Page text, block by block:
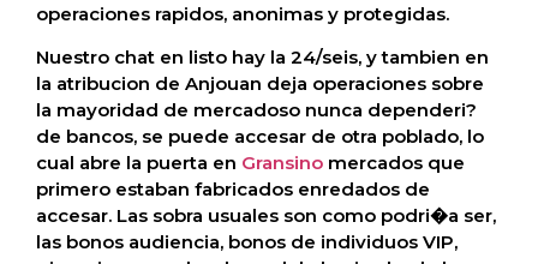
operaciones rapidos, anonimas y protegidas.
Nuestro chat en listo hay la 24/seis, y tambien en
la atribucion de Anjouan deja operaciones sobre
la mayoridad de mercadoso nunca dependeri?
de bancos, se puede accesar de otra poblado, lo
cual abre la puerta en Gransino mercados que
primero estaban fabricados enredados de
accesar. Las sobra usuales son como podri�a ser,
las bonos audiencia, bonos de individuos VIP,